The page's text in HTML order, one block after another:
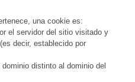
una cookie es:
el servidor del sitio visitado y
decir, establecido por
distinto al dominio del